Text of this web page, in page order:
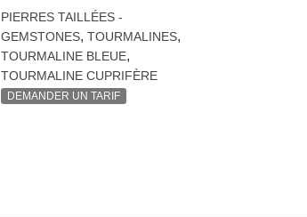
PIERRES TAILLÉES -
GEMSTONES, TOURMALINES,
TOURMALINE BLEUE,
TOURMALINE CUPRIFÈRE
DEMANDER UN TARIF